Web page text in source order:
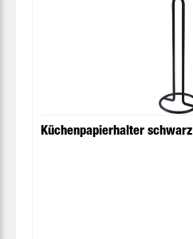
Küchenpapierhalter schwarz